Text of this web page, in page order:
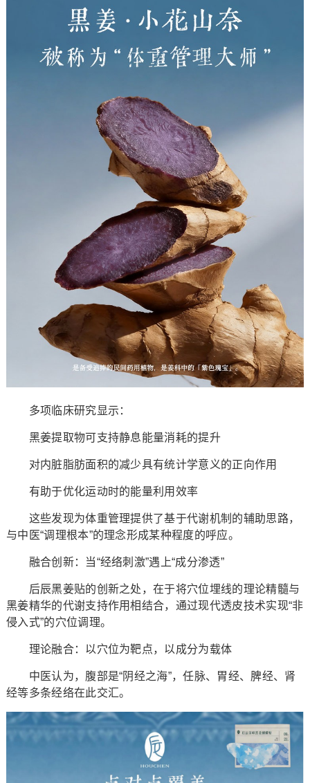
多项临床研究显示：
黑姜提取物可支持静息能量消耗的提升
对内脏脂肪面积的减少具有统计学意义的正向作用
有助于优化运动时的能量利用效率
这些发现为体重管理提供了基于代谢机制的辅助思路，
与中医“调理根本”的理念形成某种程度的呼应。
融合创新：当“经络刺激”遇上“成分渗透”
后辰黑姜贴的创新之处，在于将穴位埋线的理论精髓与
黑姜精华的代谢支持作用相结合，通过现代透皮技术实现“非
侵入式”的穴位调理。
理论融合：以穴位为靶点，以成分为载体
中医认为，腹部是“阴经之海”，任脉、胃经、脾经、肾
经等多条经络在此交汇。